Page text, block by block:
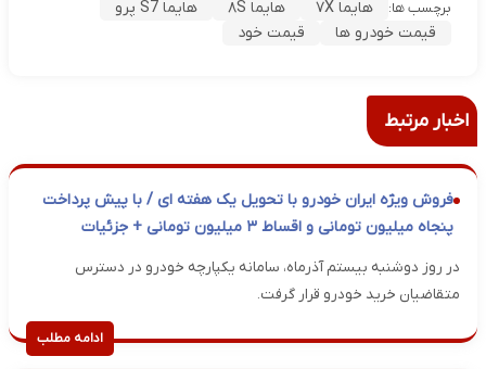
برچسب ها: هایما ۷X هایما ۸S
هایما S7 پرو
قیمت خودرو ها
قیمت خود
اخبار مرتبط
فروش ویژه ایران خودرو با تحویل یک هفته ای / با پیش پرداخت
پنجاه میلیون تومانی و اقساط ۳ میلیون تومانی + جزئیات
در روز دوشنبه بیستم آذرماه، سامانه یکپارچه خودرو در دسترس
متقاضیان خرید خودرو قرار گرفت.
ادامه مطلب